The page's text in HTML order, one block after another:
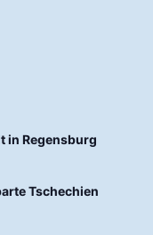
in Regensburg
Tschechien